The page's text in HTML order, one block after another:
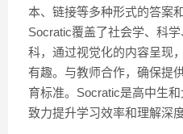
本、链接等多种形式的答案
Socratic覆盖了社会学、科
科，通过视觉化的内容呈现
有趣。与教师合作，确保提
育标准。Socratic是高中生和
致力提升学习效率和理解深度